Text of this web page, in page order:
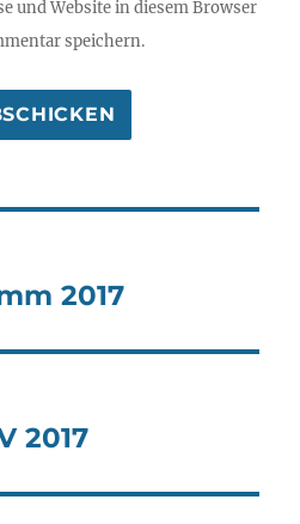
und Website in diesem Browser
speichern.
2017
2017